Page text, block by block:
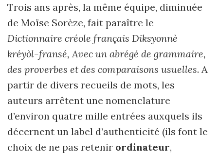
Trois ans après, la même équipe, diminuée
de Moïse Sorèze, fait paraître le
Dictionnaire créole français Diksyonnè
kréyòl-fransé, Avec un abrégé de grammaire,
des proverbes et des comparaisons usuelles. A
partir de divers recueils de mots, les
auteurs arrêtent une nomenclature
d’environ quatre mille entrées auxquels ils
décernent un label d’authenticité (ils font le
choix de ne pas retenir ordinateur,